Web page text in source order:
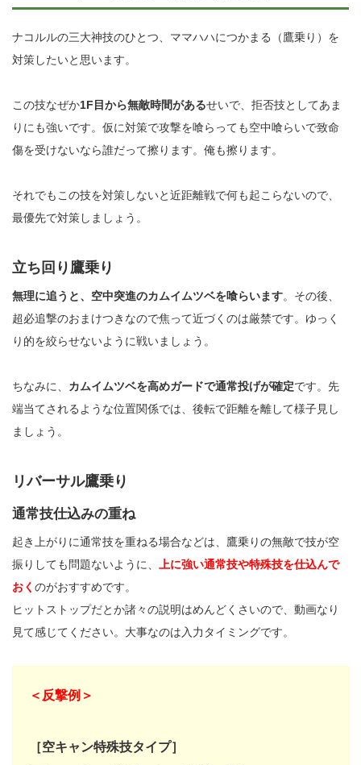
ナコルルの三大神技のひとつ、ママハハにつかまる（鷹乗り）を
対策したいと思います。
この技なぜか1F目から無敵時間があるせいで、拒否技としてあま
りにも強いです。仮に対策で攻撃を喰らっても空中喰らいで致命
傷を受けないなら誰だって擦ります。俺も擦ります。
それでもこの技を対策しないと近距離戦で何も起こらないので、
最優先で対策しましょう。
立ち回り鷹乗り
無理に追うと、空中突進のカムイムツベを喰らいます。その後、
超必追撃のおまけつきなので焦って近づくのは厳禁です。ゆっく
り的を絞らせないように戦いましょう。
ちなみに、 カムイムツベを高めガードで通常投げが確定です。先
端当てされるような位置関係では、後転で距離を離して様子見し
ましょう。
リバーサル鷹乗り
通常技仕込みの重ね
起き上がりに通常技を重ねる場合などは、鷹乗りの無敵で技が空
振りしても問題ないように、 上に強い通常技や特殊技を仕込んで
おく のがおすすめです。
ヒットストップだとか諸々の説明はめんどくさいので、動画なり
見て感じてください。大事なのは入力タイミングです。
＜反撃例＞
［空キャン特殊技タイプ］